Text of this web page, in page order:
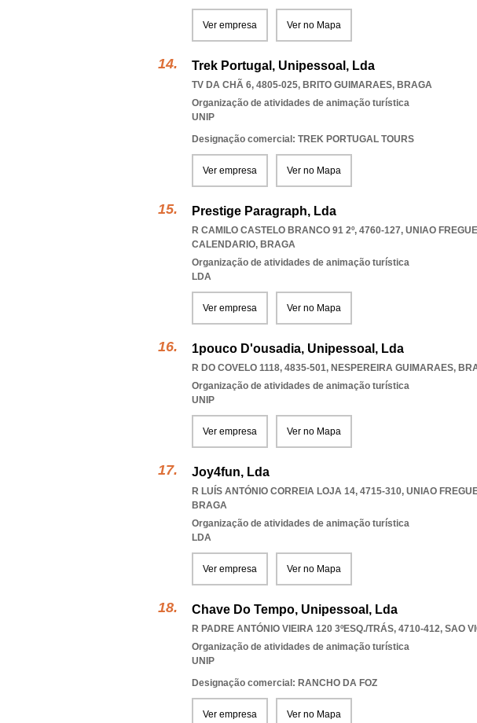
Ver empresa Ver no Mapa
Trek Portugal, Unipessoal, Lda
TV DA CHÃ 6, 4805-025, BRITO GUIMARAES, BRAGA
Organização de atividades de animação turística
UNIP
Designação comercial: TREK PORTUGAL TOURS
Ver empresa Ver no Mapa
Prestige Paragraph, Lda
R CAMILO CASTELO BRANCO 91 2º, 4760-127, UNIAO
CALENDARIO, BRAGA
Organização de atividades de animação turística
LDA
Ver empresa Ver no Mapa
1pouco D'ousadia, Unipessoal, Lda
R DO COVELO 1118, 4835-501, NESPEREIRA GUIMARAES,
Organização de atividades de animação turística
UNIP
Ver empresa Ver no Mapa
Joy4fun, Lda
R LUÍS ANTÓNIO CORREIA LOJA 14, 4715-310, UNIAO
BRAGA
Organização de atividades de animação turística
LDA
Ver empresa Ver no Mapa
Chave Do Tempo, Unipessoal, Lda
R PADRE ANTÓNIO VIEIRA 120 3ºESQ./TRÁS, 4710-412, SAO
Organização de atividades de animação turística
UNIP
Designação comercial: RANCHO DA FOZ
Ver empresa Ver no Mapa